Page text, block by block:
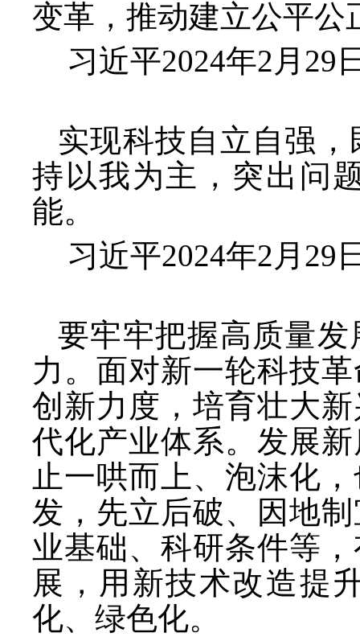
变革，推动建立公平公
习近平2024年2月29
实现科技自立自强
持以我为主，突出问
能。
习近平2024年2月29
要牢牢把握高质量
力。面对新一轮科技
创新力度，培育壮大
代化产业体系。发展
止一哄而上、泡沫化
发，先立后破、因地
业基础、科研条件等
展，用新技术改造提
化、绿色化。